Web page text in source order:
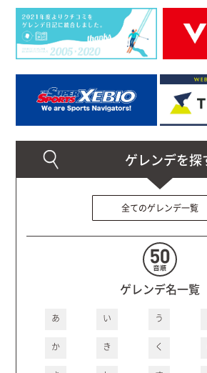
全てのゲレンデ一覧
ゲレンデ名一覧
あ い う
か き く